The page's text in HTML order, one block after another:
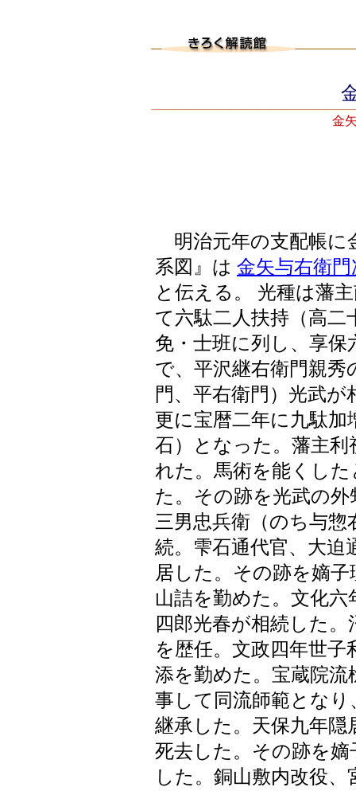
金
明治元年の支配帳に
系図』は 金矢与右衛門
と伝える。 光種は藩
て六駄二人扶持（高
免・士班に列し、享
で、平沢継右衛門親秀
門、平右衛門）光武
更に宝暦二年に九駄加
石）となった。藩主
れた。馬術を能くし
た。その跡を光武の
三男忠兵衛（のち与
続。雫石通代官、大迫
居した。その跡を嫡
山詰を勤めた。文化
四郎光春が相続した
を歴任。文政四年世
添を勤めた。宝蔵院流
事して同流師範とな
継承した。天保九年
死去した。その跡を
した。銅山敷内改役